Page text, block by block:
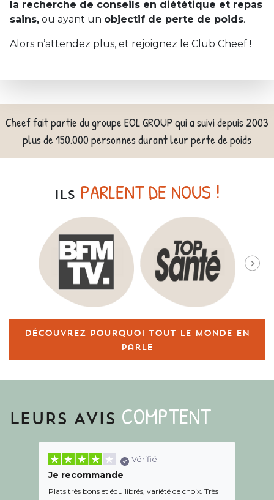
la recherche de conseils en diététique et repas
sains, ou ayant un objectif de perte de poids.
Alors n’attendez plus, et rejoignez le Club Cheef !
Cheef fait partie du groupe EOL GROUP qui a suivi depuis 2003
plus de 150.000 personnes durant leur perte de poids
ILS PARLENT DE NOUS !
Découvrez pourquoi tout le monde en
parle
LEURS AVIS COMPTENT
Vérifié
Je recommande
Plats très bons et équilibrés, variété de choix. Très